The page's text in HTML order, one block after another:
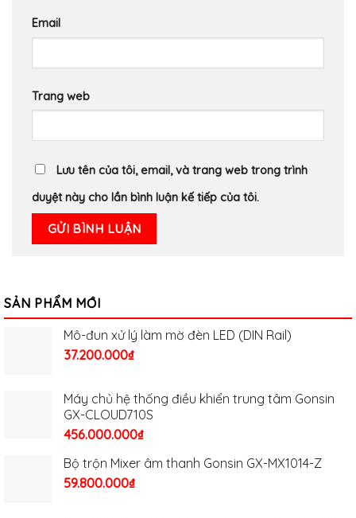
Email
Trang web
Lưu tên của tôi, email, và trang web trong trình
duyệt này cho lần bình luận kế tiếp của tôi.
SẢN PHẨM MỚI
Mô-đun xử lý làm mờ đèn LED (DIN Rail)
37.200.000₫
Máy chủ hệ thống điều khiển trung tâm Gonsin
GX-CLOUD710S
456.000.000₫
Bộ trộn Mixer âm thanh Gonsin GX-MX1014-Z
59.800.000₫